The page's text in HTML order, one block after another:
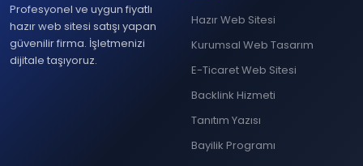
Profesyonel ve uygun fiyatlı
hazır web sitesi satışı yapan
güvenilir firma. İşletmenizi
dijitale taşıyoruz.
Hazır Web Sitesi
Kurumsal Web Tasarım
E-Ticaret Web Sitesi
Backlink Hizmeti
Tanıtım Yazısı
Bayilik Programı